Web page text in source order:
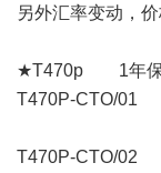
另外汇率变动，价
★T470p
T470P-CTO/
T470P-